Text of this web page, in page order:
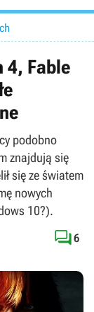
4, Fable
podobno
znajdują się
się ze światem
nowych
10?).
6